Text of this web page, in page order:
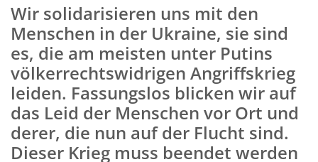
Wir solidarisieren uns mit den
Menschen in der Ukraine, sie sind
es, die am meisten unter Putins
völkerrechtswidrigen Angriffskrieg
leiden. Fassungslos blicken wir auf
das Leid der Menschen vor Ort und
derer, die nun auf der Flucht sind.
Dieser Krieg muss beendet werden